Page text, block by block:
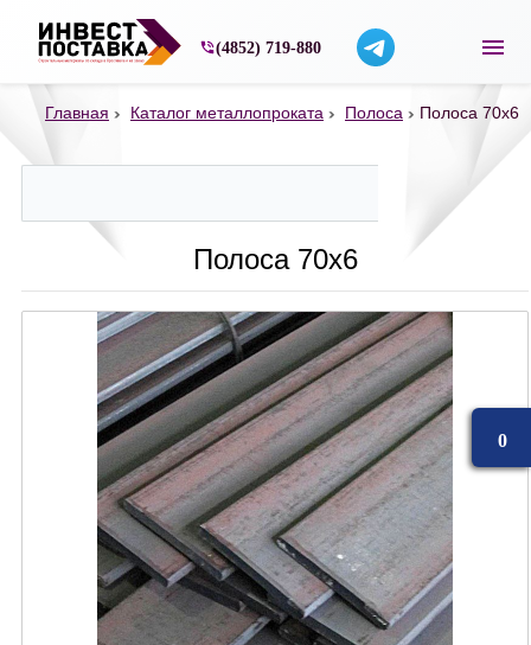
Строительные материалы со склада в
(4852) 719-880
Главная Каталог металлопроката Полоса Полоса 70х6
Полоса 70х6
0